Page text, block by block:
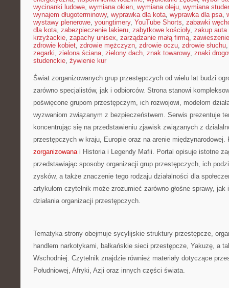
wycinanki ludowe, wymiana okien, wymiana oleju, wymiana
wynajem długoterminowy, wyprawka dla kota, wyprawka dla psa,
wystawy plenerowe, youngtimery, YouTube Shorts, zabawki
dla kota, zabezpieczenie lakieru, zabytkowe kościoły, zakup auta
krzyżackie, zapachy unisex, zarządzanie małą firmą, zawieszenie
zdrowie kobiet, zdrowie mężczyzn, zdrowie oczu, zdrowie słuchu
zegarki, zielona ściana, zielony dach, znak towarowy, znaki
studenckie, żywienie kur
Świat zorganizowanych grup przestępczych od wielu lat budzi
zarówno specjalistów, jak i odbiorców. Strona stanowi
poświęcone grupom przestępczym, ich rozwojowi, modelom
wyzwaniom związanym z bezpieczeństwem. Serwis prezentuje
koncentrując się na przedstawieniu zjawisk związanych z
przestępczych w kraju, Europie oraz na arenie
zorganizowanai Historia i Legendy Mafii. Portal opisuje istotne
przedstawiając sposoby organizacji grup przestępczych, ich
zysków, a także znaczenie tego rodzaju działalności dla
artykułom czytelnik może zrozumieć zarówno głośne sprawy,
działania organizacji przestępczych.
Tematyka strony obejmuje sycylijskie struktury przestępcze,
handlem narkotykami, bałkańskie sieci przestępcze, Yakuzę, a
Wschodniej. Czytelnik znajdzie również materiały dotyczące
Południowej, Afryki, Azji oraz innych części świata.